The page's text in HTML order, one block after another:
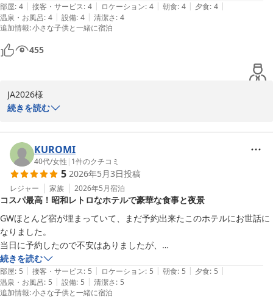
またのご利用を心よりお待ち申し上げております。
にっしょうかん新館梅松鶴
2026-05-07
マシュマロの食べ方を優しく教えてくれるなど、細やかな気配りが嬉し
かったです。
​食事も長崎の名物を中心に充実しており、設備面を補って余りあるホス
ピタリティを感じる滞在でした。
部屋: 4 | 接客・サービス: 4 | ロケーション: 4 | 朝食: 4 | 夕食: 4 |
温泉・お風呂: 4 | 設備: 4 | 清潔さ: 4
追加情報:小さな子供と一緒に宿泊
455
JA2026様
とうございます。施設の古さに関してご指摘いただきましたが、夜
景またはスタッフの温かい対応をお褒めいただき、大変嬉しく思っ
ております。今後ともお客様のご期待に応えられるよう努めて参り
ます。また機会がございましたら、にっしょうかん新館梅松鶴をご
にっしょうかん新館梅松鶴
2026-05-06
続きを読む
KUROMI
40代/女性 | 1件のクチコミ
5 2026年5月3日投稿
レジャー 家族 2026年5月宿泊
コスパ最高！昭和レトロなホテルで豪華な食事と夜景
GWほとんど宿が埋まっていて、まだ予約出来たこのホテルにお世話に
なりました。
当日に予約したので不安はありましたが、
全然そんな事はなかった。
コスパは最高だと思います。館内やお部屋は昭和レトロな感じでした
が、清潔感がありスタッフの方々は皆優しく、子供達に色々気を遣って
いただきました。食事も美味しくて、朝食も種類豊富で豪華。海鮮丼と
続きを読む
部屋: 5 | 接客・サービス: 5 | ロケーション: 5 | 朝食: 5 | 夕食: 5 |
温泉・お風呂: 5 | 設備: 5 | 清潔さ: 5
追加情報:小さな子供と一緒に宿泊